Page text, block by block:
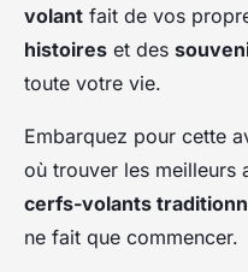
volant fait de vos
histoires et des
toute votre vie.
Embarquez pour cette
où trouver les meilleurs
cerfs-volants
ne fait que commencer.